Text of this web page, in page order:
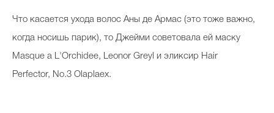
Что касается ухода волос Аны де Армас (это тоже важно,
когда носишь парик), то Джейми советовала ей маску
Masque a L'Orchidee, Leonor Greyl и эликсир Hair
Perfector, No.3 Olaplaex.